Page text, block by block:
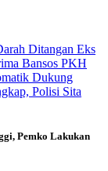
Ditangan Eks
Bansos PKH
Dukung
Polisi Sita
Pemko Lakukan